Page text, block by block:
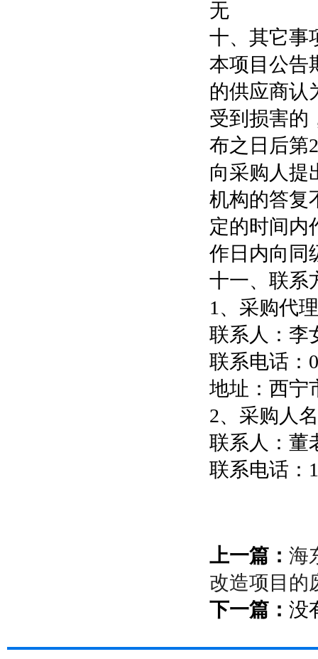
无
十、其它事
本项目公告
的供应商认
受到损害的
布之日后第
向采购人提
机构的答复
定的时间内
作日内向同
十一、联系
1、采购代
联系人：李
联系电话：
地址：西宁
2、采购人
联系人：董
联系电话：
上一篇： 海
改造项目的
下一篇： 没